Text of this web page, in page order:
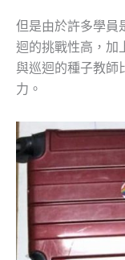
但是由於許多學員
迴的挑戰性高，加
與巡迴的種子教師
力。